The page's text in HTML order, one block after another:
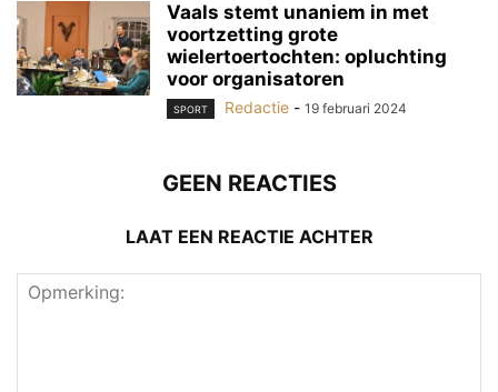
Vaals stemt unaniem in met
voortzetting grote
wielertoertochten: opluchting
voor organisatoren
SPORT Redactie - 19 februari 2024
GEEN REACTIES
LAAT EEN REACTIE ACHTER